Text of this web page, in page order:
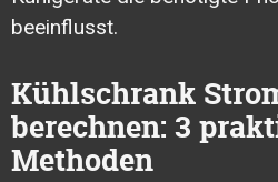
beeinflusst.
Kühlschrank
berechnen: 3
Methoden